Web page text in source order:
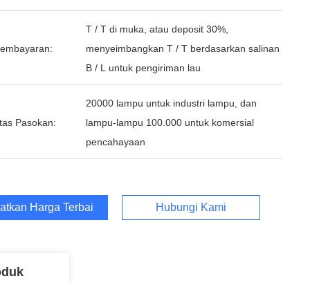
T / T di muka, atau deposit 30%,
menyeimbangkan T / T berdasarkan salinan
B / L untuk pengiriman lau
Pasokan:
20000 lampu untuk industri lampu, dan
lampu-lampu 100.000 untuk komersial
pencahayaan
Harga Terbaik Hubungi Kami